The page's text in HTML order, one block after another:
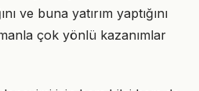
ve buna yatırım yaptığını
çok yönlü kazanımlar